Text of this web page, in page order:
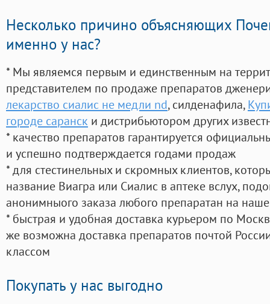
Несколько причино объясняющих
именно у нас?
* Мы являемся первым и единственным на
представителем по продаже препаратов
лекарство сиалис не медли nd, силденафила,
городе саранск и дистрибьютором других
* качество препаратов гарантируется
и успешно подтверждается годами продаж
* для стестинельных и скромных клиентов,
название Виагра или Сиалис в аптеке вслух,
анонимныого заказа любого препаратан на
* быстрая и удобная доставка курьером по
же возможна доставка препаратов почтой
классом
Покупать у нас выгодно